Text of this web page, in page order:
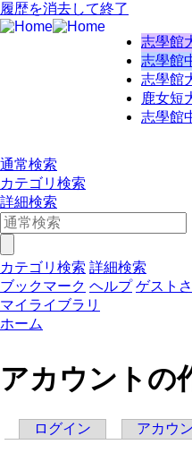
履歴を消去して終了
志學館
志學館
志學館
鹿女短
志學館
通常検索
カテゴリ検索
詳細検索
カテゴリ検索 詳細検索
ブックマーク ヘルプ ゲスト
マイライブラリ
ホーム
アカウントの
ログイン アカウ